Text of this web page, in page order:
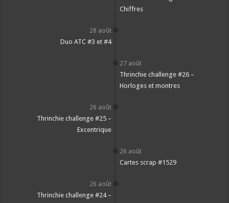
Chiffres
28 août
Duo ATC #3 et #4
27 août
Thrinchie challenge #26 –
Horloges et montres
26 août
Thrinchie challenge #25 –
Excentrique
26 août
Cartes scrap #1529
26 août
Thrinchie challenge #24 –